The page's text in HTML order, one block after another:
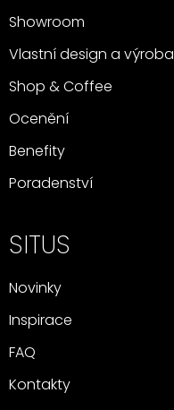
Showroom
Vlastní design a výroba
Shop & Coffee
Ocenění
Benefity
Poradenství
SITUS
Novinky
Inspirace
FAQ
Kontakty